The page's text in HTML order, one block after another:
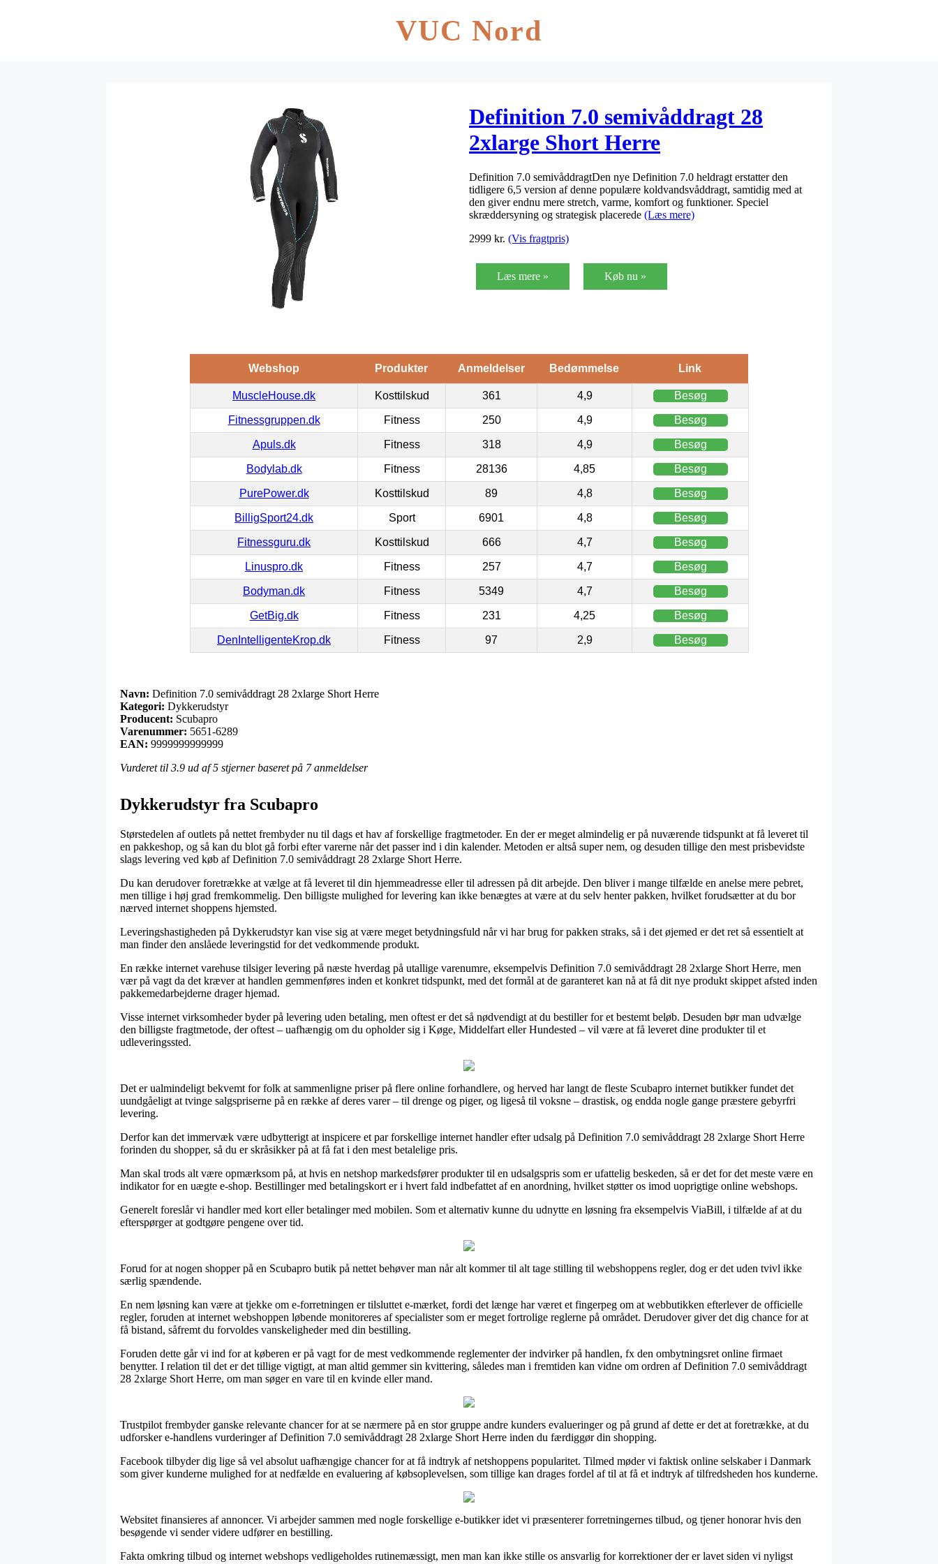
VUC Nord
Definition 7.0 semivåddragt 28
2xlarge Short Herre
Definition 7.0 semivåddragtDen nye Definition 7.0 heldragt erstatter den
tidligere 6,5 version af denne populære koldvandsvåddragt, samtidig med at
den giver endnu mere stretch, varme, komfort og funktioner. Speciel
skræddersyning og strategisk placerede (Læs mere)
2999 kr. (Vis fragtpris)
Læs mere » Køb nu »
Webshop Produkter Anmeldelser Bedømmelse Link
MuscleHouse.dk Kosttilskud 361 4,9 Besøg
Fitnessgruppen.dk Fitness 250 4,9 Besøg
Apuls.dk Fitness 318 4,9 Besøg
Bodylab.dk Fitness 28136 4,85 Besøg
PurePower.dk Kosttilskud 89 4,8 Besøg
BilligSport24.dk Sport 6901 4,8 Besøg
Fitnessguru.dk Kosttilskud 666 4,7 Besøg
Linuspro.dk Fitness 257 4,7 Besøg
Bodyman.dk Fitness 5349 4,7 Besøg
GetBig.dk Fitness 231 4,25 Besøg
DenIntelligenteKrop.dk Fitness 97 2,9 Besøg
Navn: Definition 7.0 semivåddragt 28 2xlarge Short Herre
Kategori: Dykkerudstyr
Producent: Scubapro
Varenummer: 5651-6289
EAN: 9999999999999
Vurderet til 3.9 ud af 5 stjerner baseret på 7anmeldelser
Dykkerudstyr fra Scubapro
Størstedelen af outlets på nettet frembyder nu til dags et hav af forskellige fragtmetoder. En der er meget almindelig er på nuværende tidspunkt at få leveret til
en pakkeshop, og så kan du blot gå forbi efter varerne når det passer ind i din kalender. Metoden er altså super nem, og desuden tillige den mest prisbevidste
slags levering ved køb af Definition 7.0 semivåddragt 28 2xlarge Short Herre.
Du kan derudover foretrække at vælge at få leveret til din hjemmeadresse eller til adressen på dit arbejde. Den bliver i mange tilfælde en anelse mere pebret,
men tillige i høj grad fremkommelig. Den billigste mulighed for levering kan ikke benægtes at være at du selv henter pakken, hvilket forudsætter at du bor
nærved internet shoppens hjemsted.
Leveringshastigheden på Dykkerudstyr kan vise sig at være meget betydningsfuld når vi har brug for pakken straks, så i det øjemed er det ret så essentielt at
man finder den anslåede leveringstid for det vedkommende produkt.
En række internet varehuse tilsiger levering på næste hverdag på utallige varenumre, eksempelvis Definition 7.0 semivåddragt 28 2xlarge Short Herre, men
vær på vagt da det kræver at handlen gemmenføres inden et konkret tidspunkt, med det formål at de garanteret kan nå at få dit nye produkt skippet afsted inden
pakkemedarbejderne drager hjemad.
Visse internet virksomheder byder på levering uden betaling, men oftest er det så nødvendigt at du bestiller for et bestemt beløb. Desuden bør man udvælge
den billigste fragtmetode, der oftest – uafhængig om du opholder sig i Køge, Middelfart eller Hundested – vil være at få leveret dine produkter til et
udleveringssted.
Det er ualmindeligt bekvemt for folk at sammenligne priser på flere online forhandlere, og herved har langt de fleste Scubapro internet butikker fundet det
uundgåeligt at tvinge salgspriserne på en række af deres varer – til drenge og piger, og ligeså til voksne – drastisk, og endda nogle gange præstere gebyrfri
levering.
Derfor kan det immervæk være udbytterigt at inspicere et par forskellige internet handler efter udsalg på Definition 7.0 semivåddragt 28 2xlarge Short Herre
forinden du shopper, så du er skråsikker på at få fat i den mest betalelige pris.
Man skal trods alt være opmærksom på, at hvis en netshop markedsfører produkter til en udsalgspris som er ufattelig beskeden, så er det for det meste være en
indikator for en uægte e-shop. Bestillinger med betalingskort er i hvert fald indbefattet af en anordning, hvilket støtter os imod uoprigtige online webshops.
Generelt foreslår vi handler med kort eller betalinger med mobilen. Som et alternativ kunne du udnytte en løsning fra eksempelvis ViaBill, i tilfælde af at du
efterspørger at godtgøre pengene over tid.
Forud for at nogen shopper på en Scubapro butik på nettet behøver man når alt kommer til alt tage stilling til webshoppens regler, dog er det uden tvivl ikke
særlig spændende.
En nem løsning kan være at tjekke om e-forretningen er tilsluttet e-mærket, fordi det længe har været et fingerpeg om at webbutikken efterlever de officielle
regler, foruden at internet webshoppen løbende monitoreres af specialister som er meget fortrolige reglerne på området. Derudover giver det dig chance for at
få bistand, såfremt du forvoldes vanskeligheder med din bestilling.
Foruden dette går vi ind for at køberen er på vagt for de mest vedkommende reglementer der indvirker på handlen, fx den ombytningsret online firmaet
benytter. I relation til det er det tillige vigtigt, at man altid gemmer sin kvittering, således man i fremtiden kan vidne om ordren af Definition 7.0 semivåddragt
28 2xlarge Short Herre, om man søger en vare til en kvinde eller mand.
Trustpilot frembyder ganske relevante chancer for at se nærmere på en stor gruppe andre kunders evalueringer og på grund af dette er det at foretrække, at du
udforsker e-handlens vurderinger af Definition 7.0 semivåddragt 28 2xlarge Short Herre inden du færdiggør din shopping.
Facebook tilbyder dig lige så vel absolut uafhængige chancer for at få indtryk af netshoppens popularitet. Tilmed møder vi faktisk online selskaber i Danmark
som giver kunderne mulighed for at nedfælde en evaluering af købsoplevelsen, som tillige kan drages fordel af til at få et indtryk af tilfredsheden hos kunderne.
Websitet finansieres af annoncer. Vi arbejder sammen med nogle forskellige e-butikker idet vi præsenterer forretningernes tilbud, og tjener honorar hvis den
besøgende vi sender videre udfører en bestilling.
Fakta omkring tilbud og internet webshops vedligeholdes rutinemæssigt, men man kan ikke stille os ansvarlig for korrektioner der er lavet siden vi nyligst